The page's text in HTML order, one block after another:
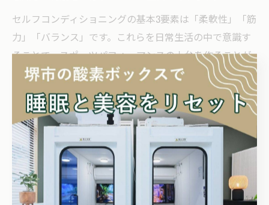
セルフコンディショニングの基本3要素は「柔軟性」「筋
力」「バランス」です。これらを日常生活の中で意識す
ることで、スポーツパフォーマンスの土台を作ることが
できます。例えば、階段の上り下りをトレーニングとし
て活用する、テレビを見ながらストレッチを行うなど、
日々の動作にプラスするだけで効果が期待できます。
注意点として、急激な負荷をかけたり、痛みを我慢して
続けることは避けましょう。自身の体調や疲労度を観察
しながら、無理のない範囲でセルフコンディショニング
を行うことが、長期的な健康維持とパフォーマンス向上